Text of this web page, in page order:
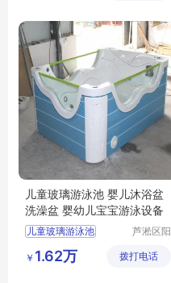
儿童玻璃游泳池 婴儿沐浴盆
洗澡盆 婴幼儿宝宝游泳设备
儿童玻璃游泳池
婴幼儿宝宝游泳设备
芦淞区阳
童游泳馆
￥ 1.62万 拨打电话